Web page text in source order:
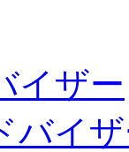
イザー
バイ